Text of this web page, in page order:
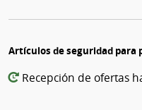
Artículos de seguridad para
Recepción de ofertas